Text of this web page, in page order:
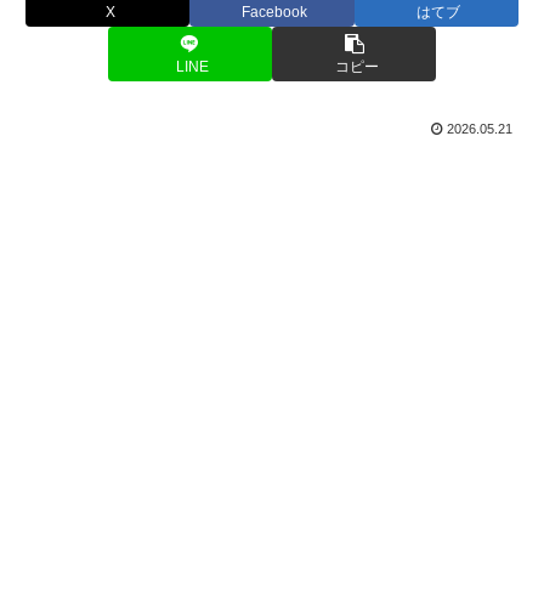
X Facebook はてブ
LINE コピー
2026.05.21